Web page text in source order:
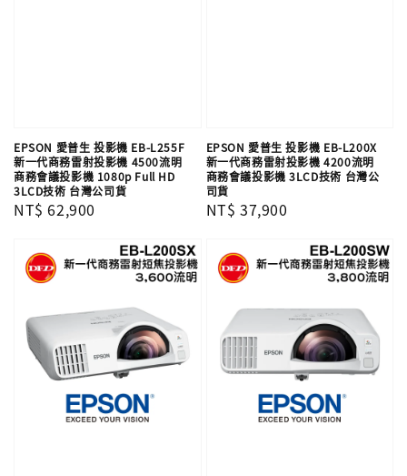
EPSON 愛普生 投影機 EB-L255F
新一代商務雷射投影機 4500流明
商務會議投影機 1080p Full HD
3LCD技術 台灣公司貨
Regular
NT$ 62,900
EPSON 愛普生 投影機 EB-L200X
新一代商務雷射投影機 4200流明
商務會議投影機 3LCD技術 台灣公
司貨
Regular
NT$ 37,900